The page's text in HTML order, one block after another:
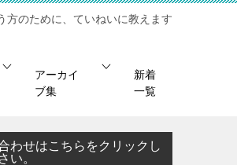
方のために、ていねいに教えます
アーカイ
ブ集
新着
一覧
わせはこちらをクリックし
い。